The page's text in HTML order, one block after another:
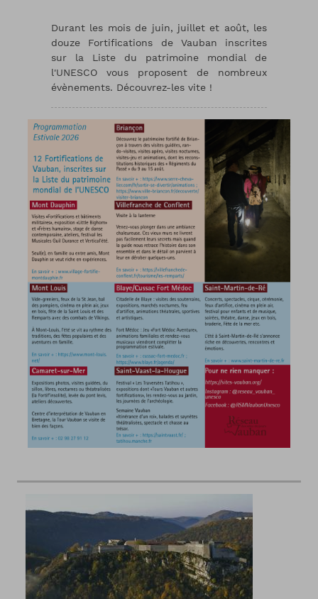
Durant les mois de juin, juillet et août, les
douze Fortifications de Vauban inscrites
sur la Liste du patrimoine mondial de
l'UNESCO vous proposent de nombreux
évènements. Découvrez-les vite !